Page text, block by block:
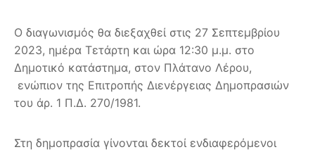
Ο διαγωνισμός θα διεξαχθεί στις 27 Σεπτεμβρίου
2023, ημέρα Τετάρτη και ώρα 12:30 μ.μ. στο
Δημοτικό κατάστημα, στον Πλάτανο Λέρου,
ενώπιον της Επιτροπής Διενέργειας Δημοπρασιών
του άρ. 1 Π.Δ. 270/1981.
Στη δημοπρασία γίνονται δεκτοί ενδιαφερόμενοι